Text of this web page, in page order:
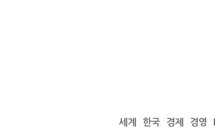
세계 한국 경제 경영